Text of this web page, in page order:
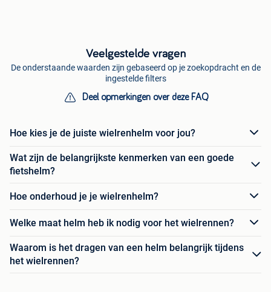
Veelgestelde vragen
De onderstaande waarden zijn gebaseerd op je zoekopdracht en de
ingestelde filters
Deel opmerkingen over deze FAQ
Hoe kies je de juiste wielrenhelm voor jou?
Wat zijn de belangrijkste kenmerken van een goede
fietshelm?
Hoe onderhoud je je wielrenhelm?
Welke maat helm heb ik nodig voor het wielrennen?
Waarom is het dragen van een helm belangrijk tijdens
het wielrennen?